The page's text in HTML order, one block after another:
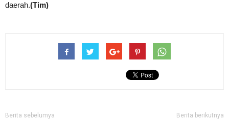
daerah.(Tim)
Berita sebelumya Berita berikutnya